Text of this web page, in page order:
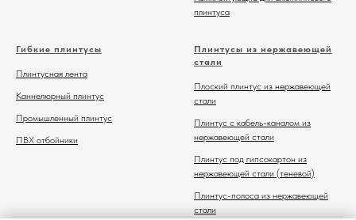
плинтуса
Гибкие плинтусы
Плинтусная лента
Каннелюрный плинтус
Промышленный плинтус
ПВХ отбойники
Плинтусы из нержавеющей
стали
Плоский плинтус из нержавеющей
стали
Плинтус с кабель-каналом из
нержавеющей стали
Плинтус под гипсокартон из
нержавеющей стали (теневой)
Плинтус-полоса из нержавеющей
стали